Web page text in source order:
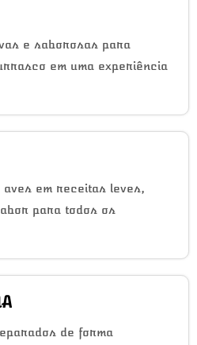
e saborosas para
em uma experiência
em receitas leves,
para todos os
de forma